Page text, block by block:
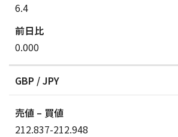
6.4
0.000
GBP / JPY
212.837-212.948